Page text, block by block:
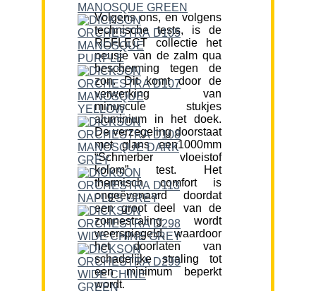
Volgens ons, en volgens
technische tests, is de
REFLECT collectie het
neusje van de zalm qua
bescherming tegen de
zon. Dit komt door de
verwerking van
minuscule stukjes
aluminium in het doek.
De verzegeling doorstaat
met glans een1000mm
“Schmerber vloeistof
kolom” test. Het
thermisch comfort is
ongeëvenaard doordat
een groot deel van de
zonnestraling wordt
weerspiegeld, waardoor
het doorlaten van
schadelijke straling tot
een minimum beperkt
wordt.